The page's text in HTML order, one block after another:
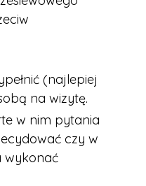
(najlepiej
na wizytę.
w nim pytania
czy w
wykonać